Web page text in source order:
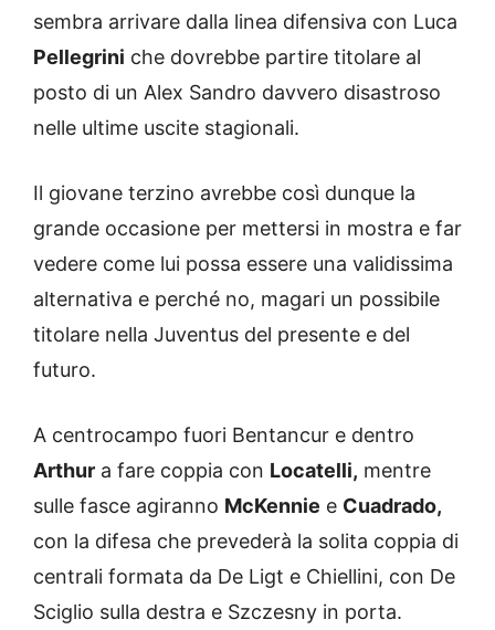
sembra arrivare dalla linea difensiva con Luca
Pellegrini che dovrebbe partire titolare al
posto di un Alex Sandro davvero disastroso
nelle ultime uscite stagionali.
Il giovane terzino avrebbe così dunque la
grande occasione per mettersi in mostra e far
vedere come lui possa essere una validissima
alternativa e perché no, magari un possibile
titolare nella Juventus del presente e del
futuro.
A centrocampo fuori Bentancur e dentro
Arthur a fare coppia con Locatelli, mentre
sulle fasce agiranno McKennie e Cuadrado,
con la difesa che prevederà la solita coppia di
centrali formata da De Ligt e Chiellini, con De
Sciglio sulla destra e Szczesny in porta.